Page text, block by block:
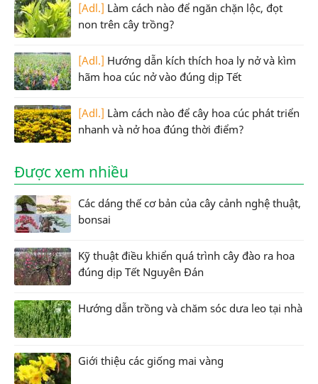
[Adl.] Làm cách nào để ngăn chặn lộc, đọt
non trên cây trồng?
[Adl.] Hướng dẫn kích thích hoa ly nở và kìm
hãm hoa cúc nở vào đúng dịp Tết
[Adl.] Làm cách nào để cây hoa cúc phát triển
nhanh và nở hoa đúng thời điểm?
Được xem nhiều
Các dáng thế cơ bản của cây cảnh nghệ thuật,
bonsai
Kỹ thuật điều khiển quá trình cây đào ra hoa
đúng dịp Tết Nguyên Đán
Hướng dẫn trồng và chăm sóc dưa leo tại nhà
Giới thiệu các giống mai vàng